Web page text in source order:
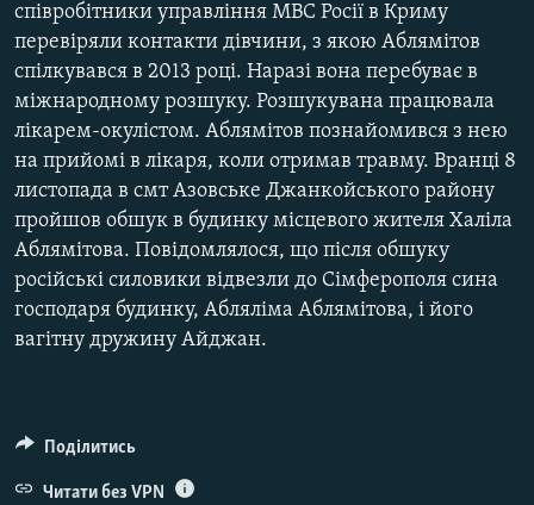
Усі сайти RFE/RL
співробітники управління МВС Росії в Криму
перевіряли контакти дівчини, з якою Аблямітов
спілкувався в 2013 році. Наразі вона перебуває в
міжнародному розшуку. Розшукувана працювала
лікарем-окулістом. Аблямітов познайомився з нею
на прийомі в лікаря, коли отримав травму. Вранці 8
листопада в смт Азовське Джанкойського району
пройшов обшук в будинку місцевого жителя Халіла
Аблямітова. Повідомлялося, що після обшуку
російські силовики відвезли до Сімферополя сина
господаря будинку, Абляліма Аблямітова, і його
вагітну дружину Айджан.
Поділитись
Читати без VPN